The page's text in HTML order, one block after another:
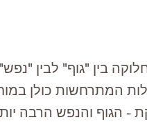
בין "גוף" לבין
המתרחשות כולן
- הגוף והנפש הרבה